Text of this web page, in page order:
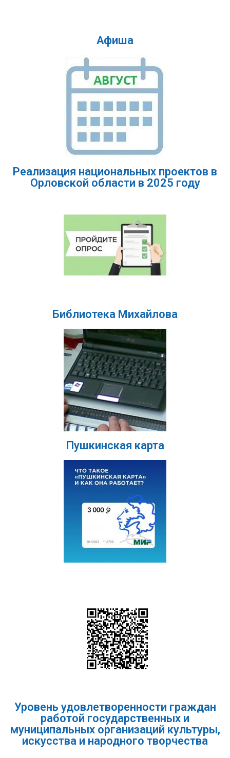
Афиша
Реализация национальных проектов в
Орловской области в 2025 году
Библиотека Михайлова
Пушкинская карта
Уровень удовлетворенности граждан
работой государственных и
муниципальных организаций культуры,
искусства и народного творчества